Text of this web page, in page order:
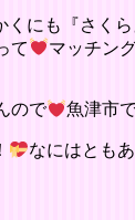
にも『さく
て マッチン
ので 魚津市
なにはとも